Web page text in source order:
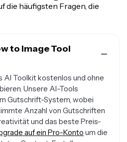
die häufigsten Fragen, die
to Image Tool
AI Toolkit kostenlos und ohne
Unsere AI-Tools
Gutschrift-System, wobei
Anzahl von Gutschriften
und das beste Preis-
auf ein Pro-Konto um die